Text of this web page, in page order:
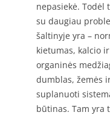
nepasiekė. Todėl
su daugiau
šaltinyje yra –
kietumas, kalcio
organinės
dumblas, žemės
suplanuoti
būtinas. Tam yra